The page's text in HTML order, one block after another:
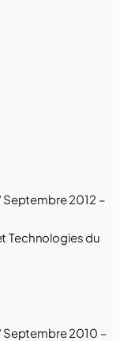
Septembre 2012 –
Technologies du
Septembre 2010 –